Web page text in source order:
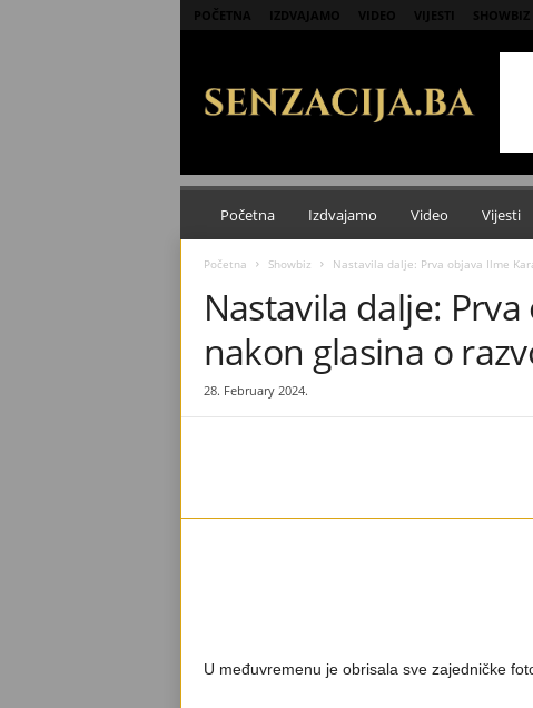
POČETNA IZDVAJAMO VIDEO VIJESTI SHOWBIZ
i
a
Početna Izdvajamo Video Vijesti
Početna Showbiz Nastavila dalje: Prva objava Ilme
Nastavila dalje:
nakon glasina o
28. February 2024.
U međuvremenu je obrisala sve zajedničke